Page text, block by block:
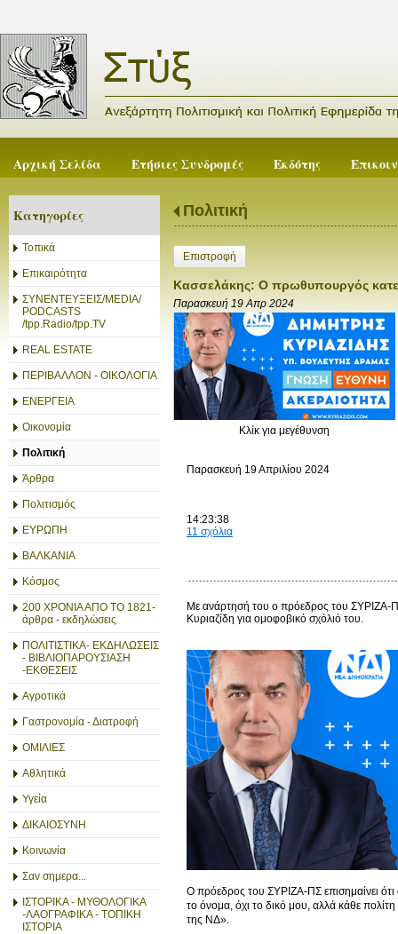
Αρχική Σελίδα Ετήσιες Συνδρομές Εκδότης
Κατηγορίες
Τοπικά
Επικαιρότητα
ΣΥΝΕΝΤΕΥΞΕΙΣ/MEDIA/
PODCASTS
/tpp.Radio/tpp.TV
REAL ESTATE
ΠΕΡΙΒΑΛΛΟΝ - ΟΙΚΟΛΟΓΙΑ
ΕΝΕΡΓΕΙΑ
Οικονομία
Πολιτική
Άρθρα
Πολιτισμός
ΕΥΡΩΠΗ
ΒΑΛΚΑΝΙΑ
Κόσμος
200 ΧΡΟΝΙΑ ΑΠΟ ΤΟ 1821-
άρθρα - εκδηλώσεις
ΠΟΛΙΤΙΣΤΙΚΑ- ΕΚΔΗΛΩΣΕΙΣ
- ΒΙΒΛΙΟΠΑΡΟΥΣΙΑΣΗ
-ΕΚΘΕΣΕΙΣ
Αγροτικά
Γαστρονομία - Διατροφή
ΟΜΙΛΙΕΣ
Αθλητικά
Υγεία
ΔΙΚΑΙΟΣΥΝΗ
Κοινωνία
Σαν σημερα...
ΙΣΤΟΡΙΚΑ - ΜΥΘΟΛΟΓΙΚΑ
-ΛΑΟΓΡΑΦΙΚΑ - ΤΟΠΙΚΗ
ΙΣΤΟΡΙΑ
Πολιτική
Επιστροφή
Κασσελάκης: Ο πρωθυπουργός
Παρασκευή 19 Απρ 2024
Κλίκ για μεγέθυνση
Παρασκευή 19 Απριλίου 2024
14:23:38
11 σχόλια
Με ανάρτησή του ο πρόεδρος του ΣΥΡΙΖΑ-
Κυριαζίδη για ομοφοβικό σχόλιό του.
Ο πρόεδρος του ΣΥΡΙΖΑ-ΠΣ επισημαίνει
το όνομα, όχι το δικό μου, αλλά κάθε
της ΝΔ».